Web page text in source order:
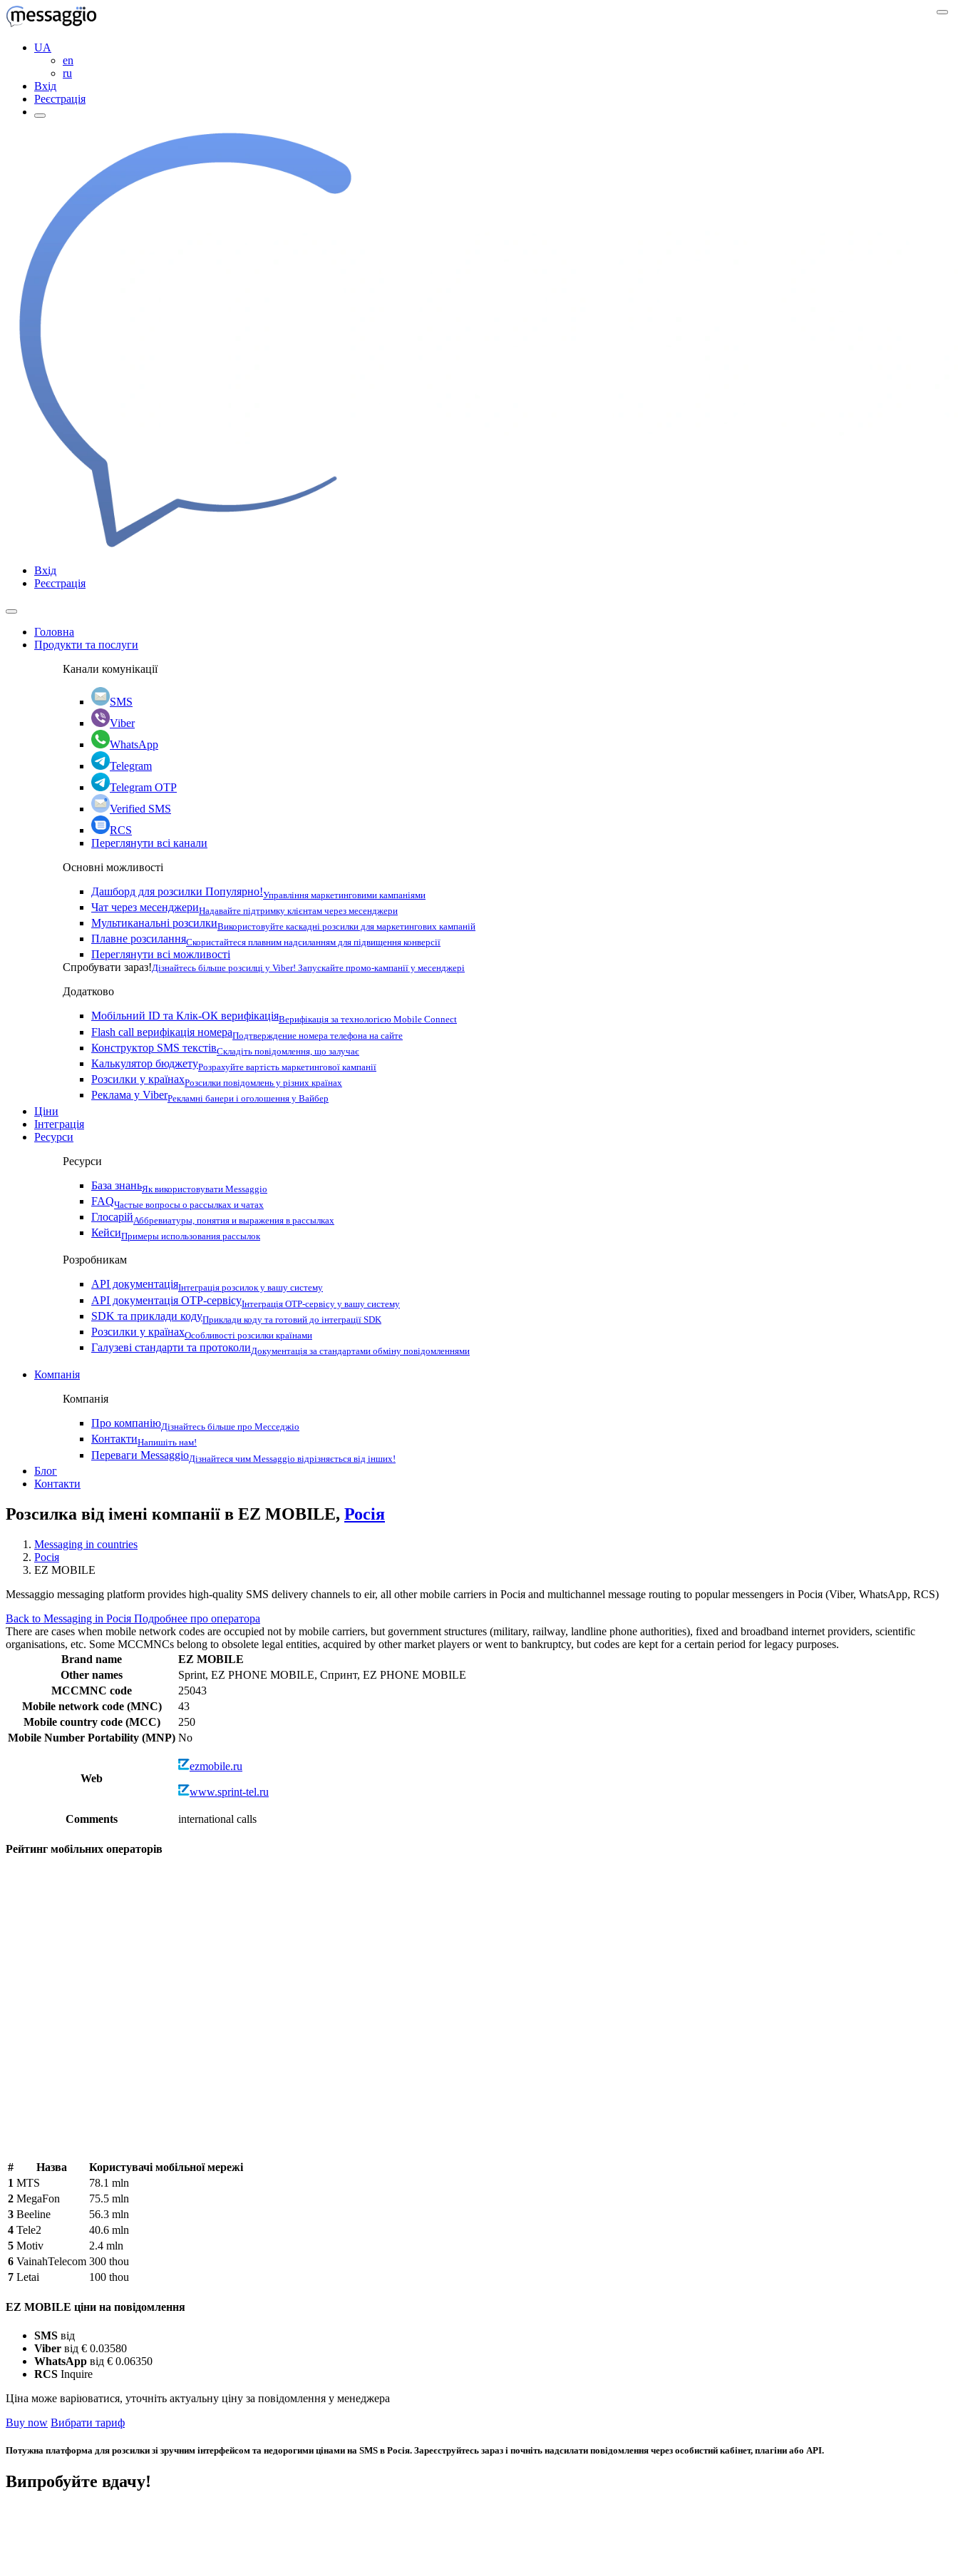
UA
en
ru
Вхід
Реєстрація
Вхід
Реєстрація
Головна
Продукти та послуги
Канали комунікації
SMS
Viber
WhatsApp
Telegram
Telegram OTP
Verified SMS
RCS
Переглянути всі канали
Основні можливості
Дашборд для розсилки Популярно!Управління маркетинговими кампаніями
Чат через месенджериНадавайте підтримку клієнтам через месенджери
Мультиканальні розсилкиВикористовуйте каскадні розсилки для маркетингових кампаній
Плавне розсиланняСкористайтеся плавним надсиланням для підвищення конверсії
Переглянути всі можливості
Спробувати зараз!Дізнайтесь більше розсилці у Viber! Запускайте промо-кампанії у месенджері
Додатково
Мобільний ID та Клік-ОК верифікаціяВерифікація за технологією Mobile Connect
Flash call верифікація номераПодтверждение номера телефона на сайте
Конструктор SMS текстівСкладіть повідомлення, що залучає
Калькулятор бюджетуРозрахуйте вартість маркетингової кампанії
Розсилки у країнахРозсилки повідомлень у різних країнах
Реклама у ViberРекламні банери і оголошення у Вайбер
Ціни
Інтеграція
Ресурси
Ресурси
База знаньЯк використовувати Messaggio
FAQЧастые вопросы о рассылках и чатах
ГлосарійАббревиатуры, понятия и выражения в рассылках
КейсиПримеры использования рассылок
Розробникам
API документаціяІнтеграція розсилок у вашу систему
API документація OTP-сервісуІнтеграція OTP-сервісу у вашу систему
SDK та приклади кодуПриклади коду та готовий до інтеграції SDK
Розсилки у країнахОсобливості розсилки країнами
Галузеві стандарти та протоколиДокументація за стандартами обміну повідомленнями
Компанія
Компанія
Про компаніюДізнайтесь більше про Месседжіо
КонтактиНапишіть нам!
Переваги MessaggioДізнайтеся чим Messaggio відрізняється від інших!
Блог
Контакти
Розсилка від імені компанії в EZ MOBILE, Росія
Messaging in countries
Росія
EZ MOBILE
Messaggio messaging platform provides high-quality SMS delivery channels to eir, all other mobile carriers in Росія and multichannel message routing to popular messengers in Росія (Viber, WhatsApp, RCS)
Back to Messaging in Росія Подробнее про оператора
There are cases when mobile network codes are occupied not by mobile carriers, but government structures (military, railway, landline phone authorities), fixed and broadband internet providers, scientific
organisations, etc. Some MCCMNCs belong to obsolete legal entities, acquired by other market players or went to bankruptcy, but codes are kept for a certain period for legacy purposes.
Brand name
EZ MOBILE
Other names
Sprint, EZ PHONE MOBILE, Спринт, EZ PHONE MOBILE
MCCMNC code
25043
Mobile network code (MNC)
43
Mobile country code (MCC)
250
Mobile Number Portability (MNP) No
Web
ezmobile.ru
www.sprint-tel.ru
Comments international calls
Рейтинг мобільних операторів
# Назва
Користувачі мобільної мережі
1 MTS
78.1 mln
2 MegaFon
75.5 mln
3 Beeline
56.3 mln
4 Tele2
40.6 mln
5 Motiv
2.4 mln
6 VainahTelecom 300 thou
7 Letai 100 thou
EZ MOBILE ціни на повідомлення
SMS від
Viber від € 0.03580
WhatsApp від € 0.06350
RCS Inquire
Ціна може варіюватися, уточніть актуальну ціну за повідомлення у менеджера
Buy now Вибрати тариф
Потужна платформа для розсилки зі зручним інтерфейсом та недорогими цінами на SMS в Росія. Зареєструйтесь зараз і почніть надсилати повідомлення через особистий кабінет, плагіни або API.
Випробуйте вдачу!